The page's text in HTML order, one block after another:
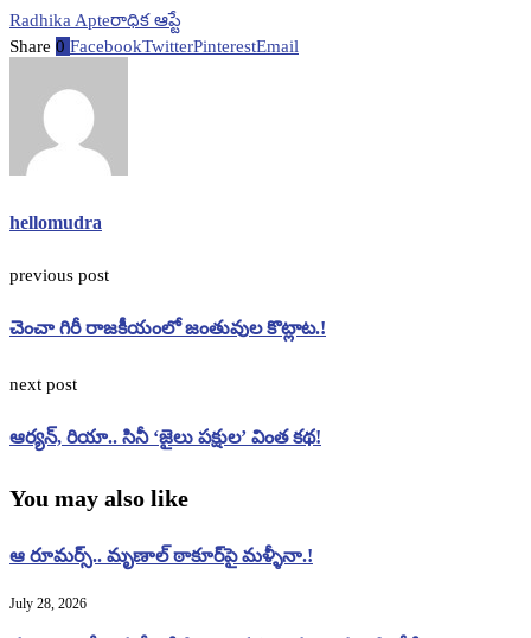
Radhika Apteరాధిక ఆప్టే
Share 0 FacebookTwitterPinterestEmail
hellomudra
previous post
చెంచా గిరీ రాజకీయంలో జంతువుల కొట్లాట.!
next post
ఆర్యన్, రియా.. సినీ ‘జైలు పక్షుల’ వింత కథ!
You may also like
ఆ రూమర్స్.. మృణాల్ ఠాకూర్‌పై మళ్ళీనా.!
July 28, 2026